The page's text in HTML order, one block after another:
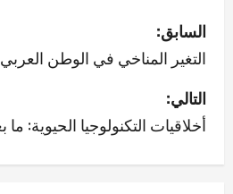
ت
ص
فّ
ح
ا
السابق:
التغير المناخي في الوطن
التالي:
أخلاقيات التكنولوجيا الحيوية: ما